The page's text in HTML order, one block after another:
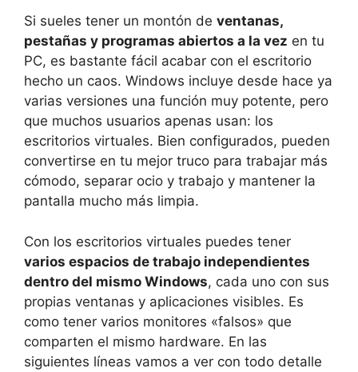
Si sueles tener un montón de ventanas,
pestañas y programas abiertos a la vez en tu
PC, es bastante fácil acabar con el escritorio
hecho un caos. Windows incluye desde hace ya
varias versiones una función muy potente, pero
que muchos usuarios apenas usan: los
escritorios virtuales. Bien configurados, pueden
convertirse en tu mejor truco para trabajar más
cómodo, separar ocio y trabajo y mantener la
pantalla mucho más limpia.
Con los escritorios virtuales puedes tener
varios espacios de trabajo independientes
dentro del mismo Windows, cada uno con sus
propias ventanas y aplicaciones visibles. Es
como tener varios monitores «falsos» que
comparten el mismo hardware. En las
siguientes líneas vamos a ver con todo detalle